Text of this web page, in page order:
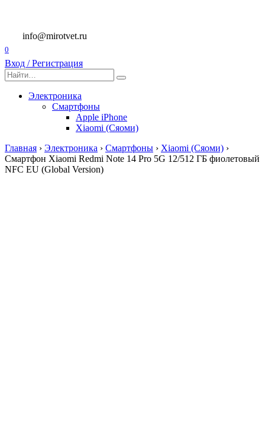
содержанию
info@mirotvet.ru
0
Вход / Регистрация
Search
for:
Электроника
Смартфоны
Apple iPhone
Xiaomi (Сяоми)
Главная › Электроника › Смартфоны › Xiaomi (Сяоми) ›
Смартфон Xiaomi Redmi Note 14 Pro 5G 12/512 ГБ фиолетовый
NFC EU (Global Version)